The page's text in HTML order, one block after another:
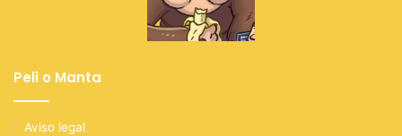
Peli o Manta
Aviso legal